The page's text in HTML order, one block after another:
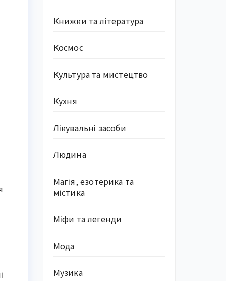
Книжки та література
Космос
Культура та мистецтво
Кухня
Лікувальні засоби
Людина
Магія, езотерика та
містика
Міфи та легенди
Мода
Музика